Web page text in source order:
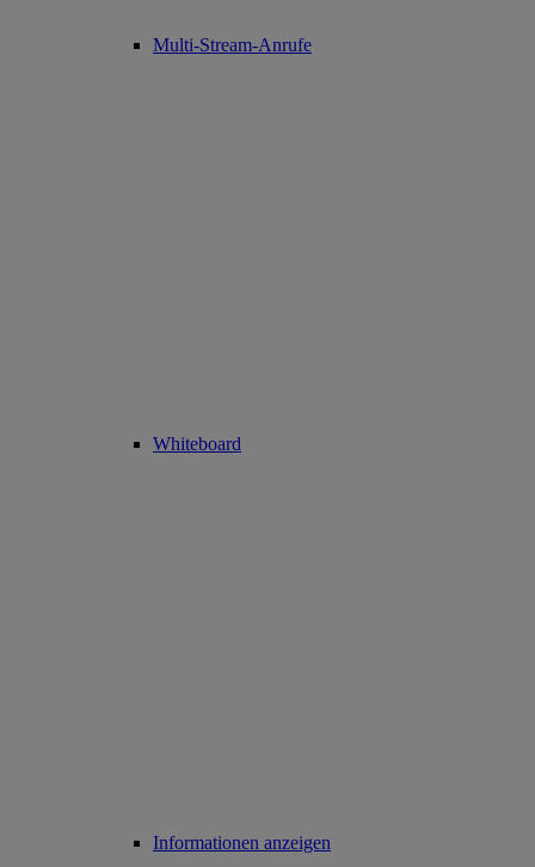
Multi-Stream-Anrufe
Whiteboard
Informationen anzeigen